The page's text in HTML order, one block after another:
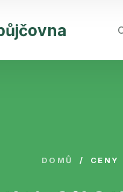
DOMŮ /